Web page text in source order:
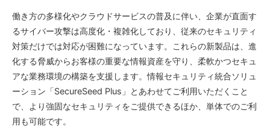
働き方の多様化やクラウドサービスの普及に伴い、企業が直面す
るサイバー攻撃は高度化・複雑化しており、従来のセキュリティ
対策だけでは対応が困難になっています。これらの新製品は、進
化する脅威からお客様の重要な情報資産を守り、柔軟かつセキュ
アな業務環境の構築を支援します。情報セキュリティ統合ソリュ
ーション「SecureSeed Plus」とあわせてご利用いただくこと
で、より強固なセキュリティをご提供できるほか、単体でのご利
用も可能です。